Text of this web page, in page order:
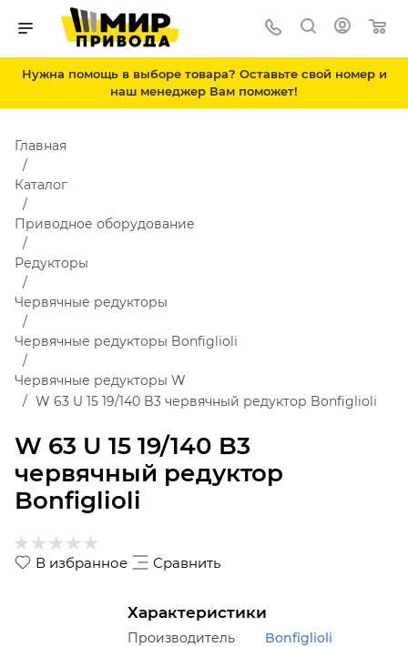
Нужна помощь в выборе товара? Оставьте свой номер и
наш менеджер Вам поможет!
W 63 U 15 19/140 B3
червячный редуктор
Bonfiglioli
Главная
Каталог
Приводное оборудование
Редукторы
Червячные редукторы
Червячные редукторы Bonfiglioli
Червячные редукторы W
W 63 U 15 19/140 B3 червячный редуктор Bonfiglioli
В избранное Сравнить
Характеристики
Производитель
Bonfiglioli